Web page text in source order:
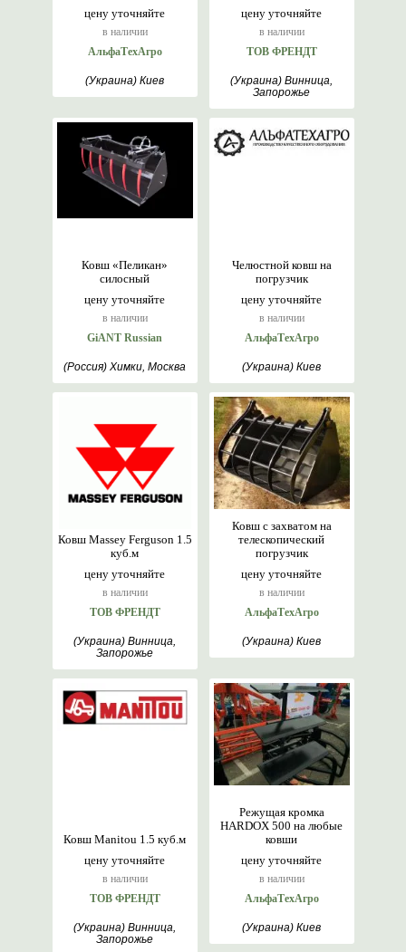
цену уточняйте
в наличии
АльфаТехАгро
(Украина) Киев
цену уточняйте
в наличии
ТОВ ФРЕНДТ
(Украина) Винница,
Запорожье
цену уточняйте
в наличии
Ковш «Пеликан»
силосный
GiANT Russian
(Россия) Химки, Москва
цену уточняйте
в наличии
Челюстной ковш на
погрузчик
АльфаТехАгро
(Украина) Киев
цену уточняйте
в наличии
Ковш Massey Ferguson 1.5
куб.м
ТОВ ФРЕНДТ
(Украина) Винница,
Запорожье
цену уточняйте
в наличии
Ковш с захватом на
телескопический
погрузчик
АльфаТехАгро
(Украина) Киев
цену уточняйте
в наличии
Ковш Manitou 1.5 куб.м
ТОВ ФРЕНДТ
(Украина) Винница,
Запорожье
цену уточняйте
в наличии
Режущая кромка
HARDOX 500 на любые
ковши
АльфаТехАгро
(Украина) Киев